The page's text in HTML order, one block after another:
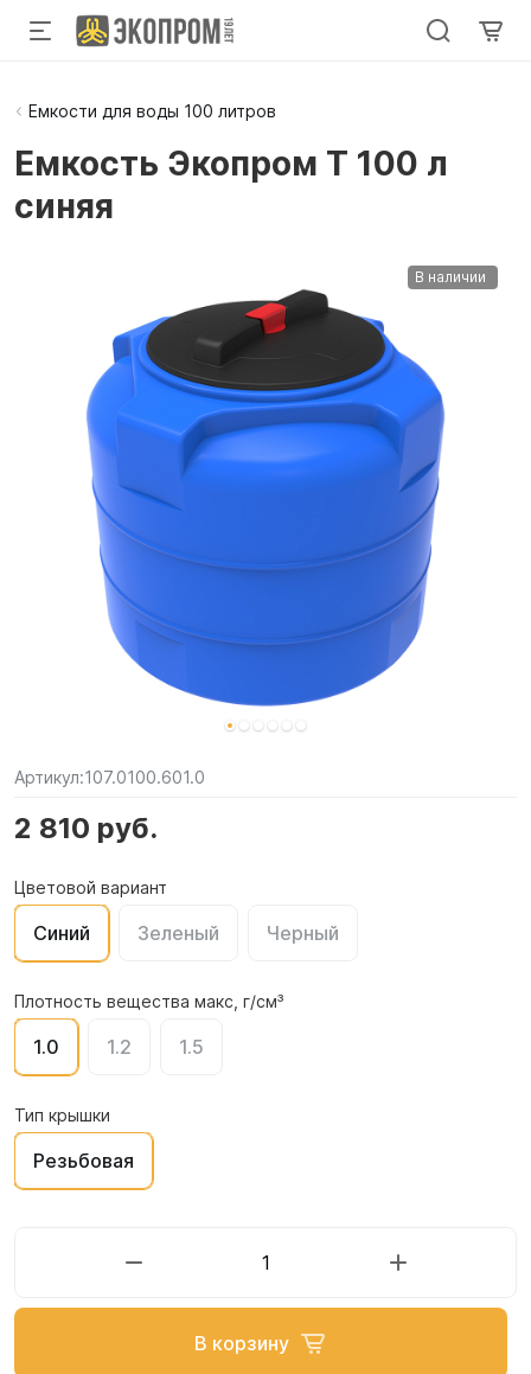
Емкости для воды 100 литров
Емкость Экопром T 100 л
синяя
В наличии
Артикул:107.0100.601.0
2 810 руб.
Цветовой вариант
Синий Зеленый Черный
Плотность вещества макс, г/см³
1.0 1.2 1.5
Тип крышки
Резьбовая
В корзину